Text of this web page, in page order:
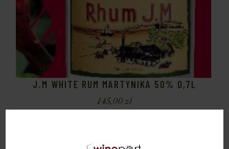
J.M WHITE RUM MARTYNIKA 50% 0,7L
145,00zł